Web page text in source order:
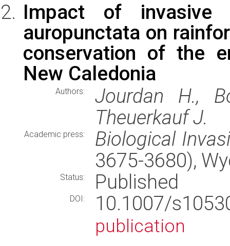
Impact of invasive
auropunctata on
conservation of the
New Caledonia
Authors:
Jourdan H.,
Theuerkauf J.
Academic press:
Biological
3675-3680),
Status: Published
DOI: 10.1007/
publication